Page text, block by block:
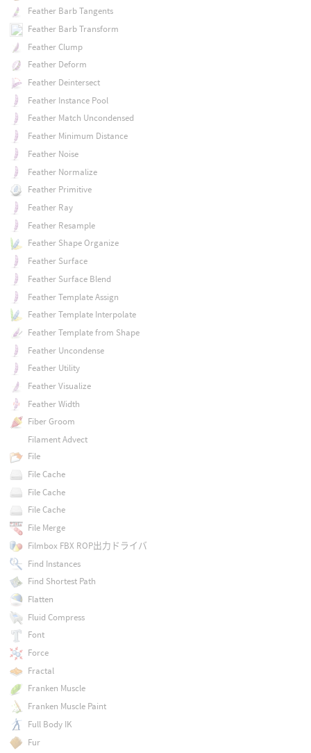
Feather Barb Tangents
Feather Barb Transform
Feather Clump
Feather Deform
Feather Deintersect
Feather Instance Pool
Feather Match Uncondensed
Feather Minimum Distance
Feather Noise
Feather Normalize
Feather Primitive
Feather Ray
Feather Resample
Feather Shape Organize
Feather Surface
Feather Surface Blend
Feather Template Assign
Feather Template Interpolate
Feather Template from Shape
Feather Uncondense
Feather Utility
Feather Visualize
Feather Width
Fiber Groom
Filament Advect
File
File Cache
File Cache
File Cache
File Merge
Filmbox FBX ROP出力ドライバ
Find Instances
Find Shortest Path
Flatten
Fluid Compress
Font
Force
Fractal
Franken Muscle
Franken Muscle Paint
Full Body IK
Fur